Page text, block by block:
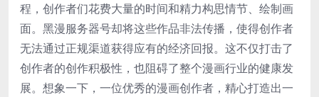
程，创作者们花费大量的时间和精力构思情节、绘制画
面。黑漫服务器号却将这些作品非法传播，使得创作者
无法通过正规渠道获得应有的经济回报。这不仅打击了
创作者的创作积极性，也阻碍了整个漫画行业的健康发
展。想象一下，一位优秀的漫画创作者，精心打造出一